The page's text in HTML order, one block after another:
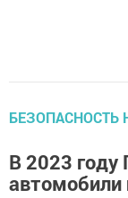
БЕЗОПАСНОСТЬ
В 2023 году
автомобили